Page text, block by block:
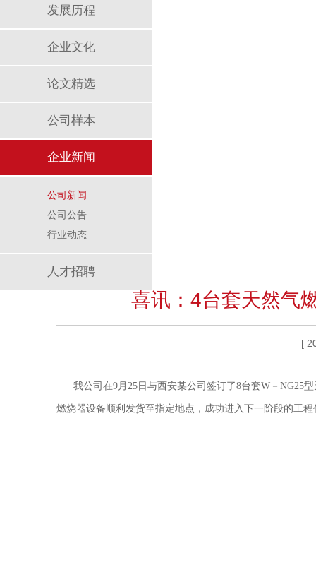
发展历程
企业文化
论文精选
公司样本
企业新闻
公司新闻
公司公告
行业动态
人才招聘
喜讯：4台套天然气
[
我公司在9月25日与西安某公司签订了8台套W－NG25型
燃烧器设备顺利发货至指定地点，成功进入下一阶段的工